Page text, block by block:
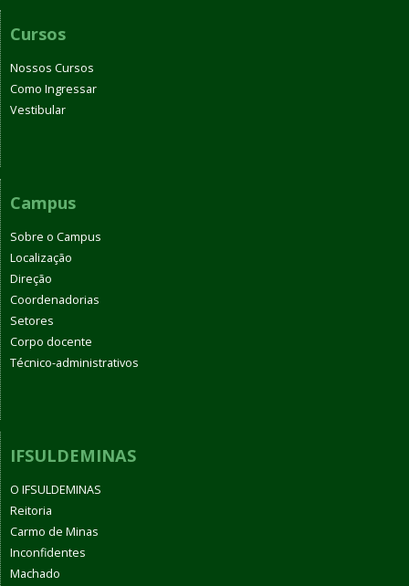
Cursos
Nossos Cursos
Como Ingressar
Vestibular
Campus
Sobre o Campus
Localização
Direção
Coordenadorias
Setores
Corpo docente
Técnico-administrativos
IFSULDEMINAS
O IFSULDEMINAS
Reitoria
Carmo de Minas
Inconfidentes
Machado